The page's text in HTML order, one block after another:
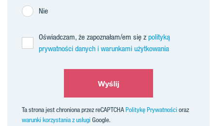
Nie
Oświadczam, że zapoznałam/em się z polityką
prywatności danych i warunkami użytkowania
Wyślij
Ta strona jest chroniona przez reCAPTCHAPolitykę Prywatności oraz
warunki korzystania z usługi Google.